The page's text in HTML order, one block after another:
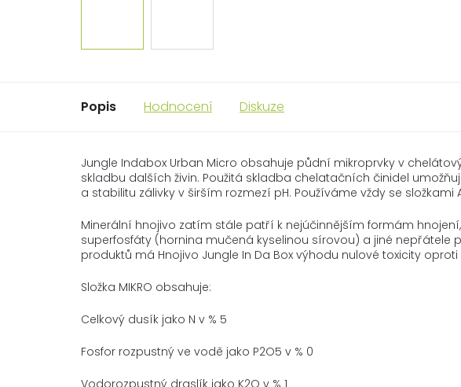
Popis Hodnocení Diskuze
Jungle Indabox Urban Micro obsahuje půdní mikroprvky v
skladbu dalších živin. Použitá skladba chelatačních činidel
a stabilitu zálivky v širším rozmezí pH. Používáme vždy se složkami
Minerální hnojivo zatím stále patří k nejúčinnějším formám
superfosfáty (hornina mučená kyselinou sírovou) a jiné nepřátele
produktů má Hnojivo Jungle In Da Box výhodu nulové toxicity
Složka MIKRO obsahuje:
Celkový dusík jako N v % 5
Fosfor rozpustný ve vodě jako P2O5 v % 0